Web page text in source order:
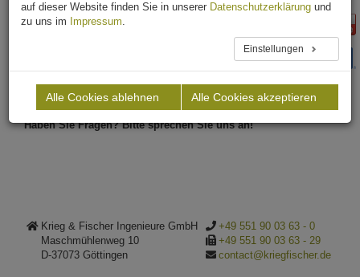
Kontakt
Ihre Sicherheit liegt uns am Herzen!
Haben Sie Fragen? Bitte sprechen Sie uns an!
Krieg & Fischer Ingenieure GmbH
Maschmühlenweg 10
D-37073 Göttingen
+49 551 90 03 63 - 0
+49 551 90 03 63 - 29
contact@kriegfischer.de
auf dieser Website finden Sie in unserer Datenschutzerklärung und
zu uns im Impressum.
Einstellungen
Alle Cookies ablehnen Alle Cookies akzeptieren